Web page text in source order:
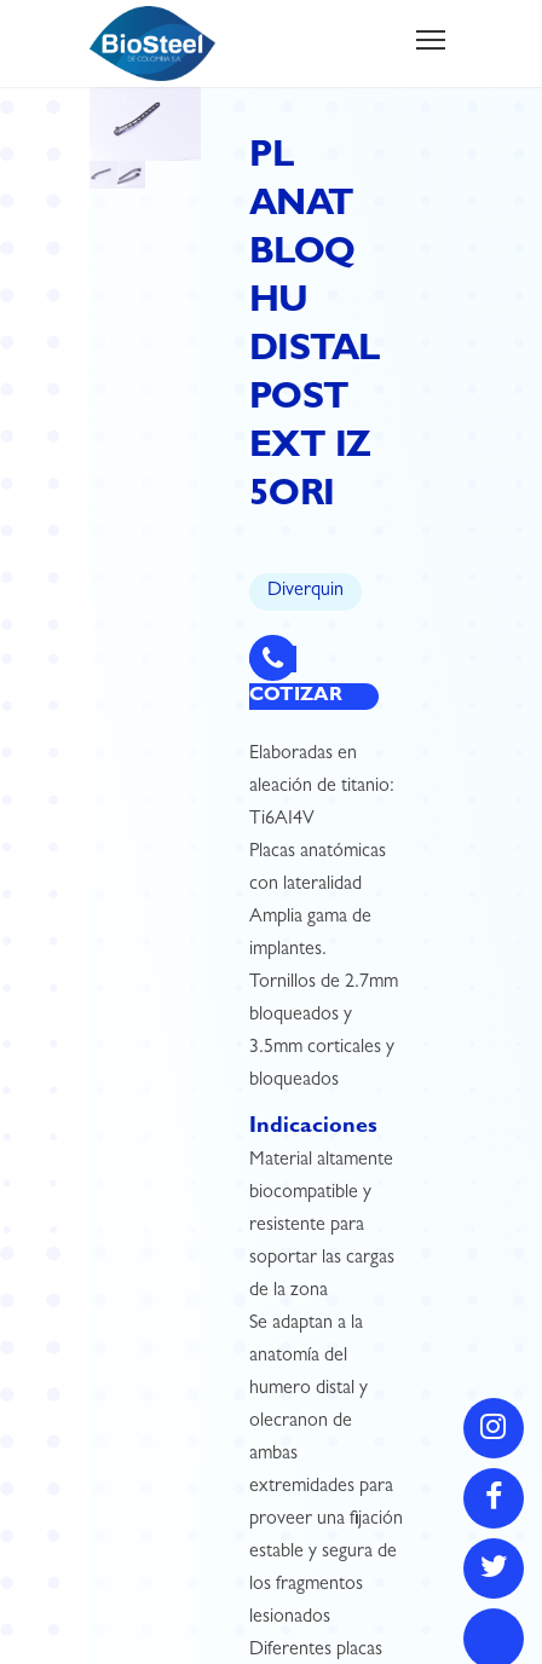
PL
ANAT
BLOQ
HU
DISTAL
POST
EXT IZ
5ORI
Diverquin
COTIZAR
Elaboradas en
aleación de titanio:
Ti6AI4V
Placas anatómicas
con lateralidad
Amplia gama de
implantes.
Tornillos de 2.7mm
bloqueados y
3.5mm corticales y
bloqueados
Indicaciones
Material altamente
biocompatible y
resistente para
soportar las cargas
de la zona
Se adaptan a la
anatomía del
humero distal y
olecranon de
ambas
extremidades para
proveer una fijación
estable y segura de
los fragmentos
lesionados
Diferentes placas